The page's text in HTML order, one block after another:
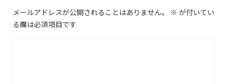
メールアドレスが公開されることはありません。
※ が付いてい
る欄は必須項目です